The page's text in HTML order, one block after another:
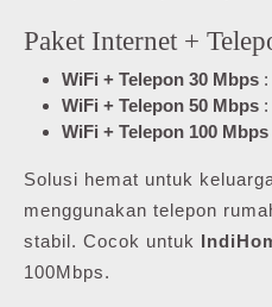
Paket Internet +
WiFi + Telepon 30 Mbps
WiFi + Telepon 50 Mbps
WiFi + Telepon 100 Mbps
Solusi hemat untuk
menggunakan telepon
stabil. Cocok untuk
100Mbps.